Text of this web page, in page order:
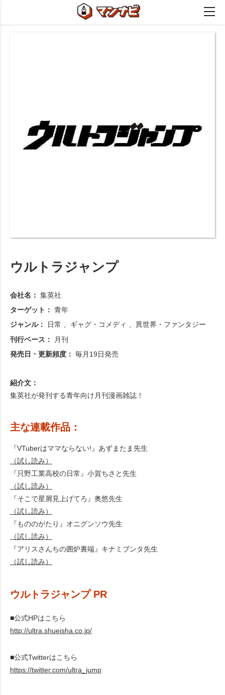
ウルトラジャンプ
会社名： 集英社
ターゲット： 青年
ジャンル：
日常 ギャグ・コメディ
異世界・ファンタジー
刊行ベース：
月刊
発売日・更新頻度： 毎月19日発売
紹介文：
集英社が発刊する青年向け月刊漫画雑誌！
主な連載作品：
『VTuberはママならない!』あずまたま先生
（試し読み）
『只野工業高校の日常』小賀ちさと先生
（試し読み）
『そこで星屑見上げてろ』奥悠先生
（試し読み）
『もののがたり』オニグンソウ先生
（試し読み）
『アリスさんちの囲炉裏端』キナミブンタ先生
（試し読み）
ウルトラジャンプ PR
■公式HPはこちら
http://ultra.shueisha.co.jp/
■公式Twitterはこちら
https://twitter.com/ultra_jump